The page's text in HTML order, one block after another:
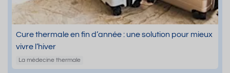
Cure thermale en fin d’année : une solution pour mieux
vivre l’hiver
La médecine thermale